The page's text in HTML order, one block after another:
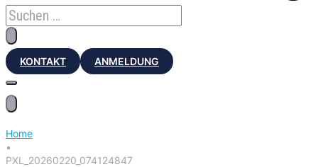
KONTAKT ANMELDUNG
Home
•
PXL_20260220_074124847